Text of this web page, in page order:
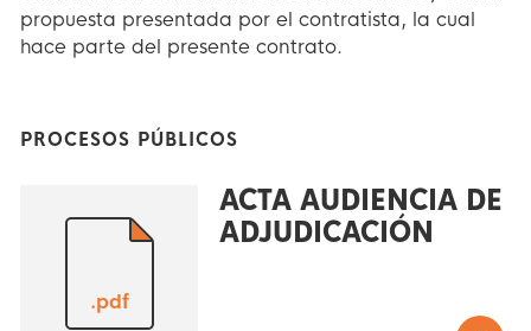
propuesta presentada por el contratista, la cual
hace parte del presente contrato.
PROCESOS PÚBLICOS
.pdf
ACTA AUDIENCIA DE
ADJUDICACIÓN